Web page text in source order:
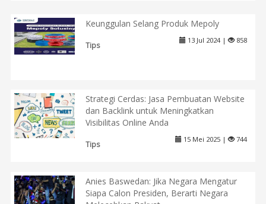
Keunggulan Selang Produk Mepoly
Tips
13 Jul 2024 | 858
Strategi Cerdas: Jasa Pembuatan Website
dan Backlink untuk Meningkatkan
Visibilitas Online Anda
Tips
15 Mei 2025 | 744
Anies Baswedan: Jika Negara Mengatur
Siapa Calon Presiden, Berarti Negara